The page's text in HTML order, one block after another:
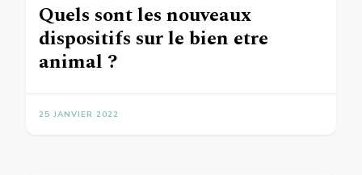
Quels sont les nouveaux
dispositifs sur le bien etre
animal ?
25 JANVIER 2022